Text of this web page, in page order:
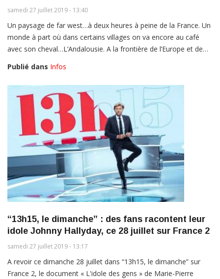
samedi 27 juillet 2019 - 13:40
Un paysage de far west…à deux heures à peine de la France. Un
monde à part où dans certains villages on va encore au café
avec son cheval…L’Andalousie. A la frontière de l’Europe et de…
Publié dans Infos
“13h15, le dimanche” : des fans racontent leur
idole Johnny Hallyday, ce 28 juillet sur France 2
samedi 27 juillet 2019 - 13:17
A revoir ce dimanche 28 juillet dans “13h15, le dimanche” sur
France 2, le document « L'idole des gens » de Marie-Pierre